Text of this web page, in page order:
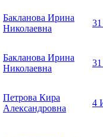
Бакланова Ирина
Николаевна
Бакланова Ирина
Николаевна
Петрова Кира
Александровна
4